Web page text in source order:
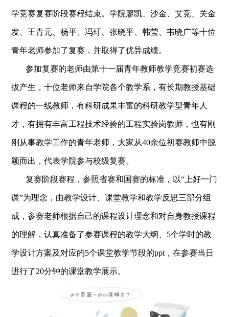
学竞赛复赛阶段赛程结束。学院廖凯、沙金、艾竞、关金
发、王青元、杨平、冯玎、张晓平、韩莹、韦晓广等十位
青年老师参加了复赛，并取得了优异成绩。
参加复赛的老师由第十一届青年教师教学竞赛初赛选
拔产生，十位老师来自学院各个教学系，有长期教授基础
课程的一线教师，有科研成果丰富的科研教学型青年人
才，有拥有丰富工程技术经验的工程实验岗教师，也有刚
刚从事教学工作的青年老师，大家从40余位初赛教师中脱
颖而出，代表学院参与校级复赛。
复赛阶段赛程，参照省赛和国赛的标准，以“上好一门
课”为理念，由教学设计、课堂教学和教学反思三部分组
成，参赛老师根据自己的课程设计理念和对自身教授课程
的理解，认真准备了参赛课程的教学大纲、5个学时的教
学设计方案及对应的5个课堂教学节段的ppt，在参赛当日
进行了20分钟的课堂教学展示。